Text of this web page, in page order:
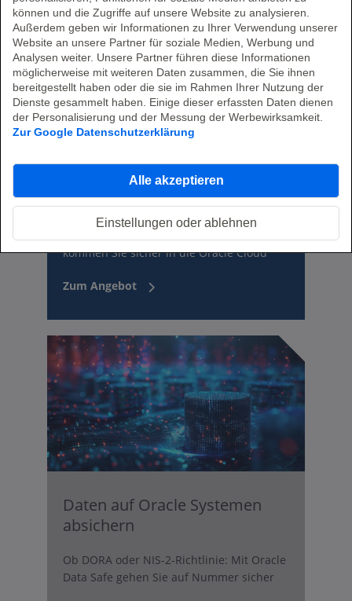
können und die Zugriffe auf unsere Website zu analysieren.
Außerdem geben wir Informationen zu Ihrer Verwendung unserer
Website an unsere Partner für soziale Medien, Werbung und
Analysen weiter. Unsere Partner führen diese Informationen
möglicherweise mit weiteren Daten zusammen, die Sie ihnen
bereitgestellt haben oder die sie im Rahmen Ihrer Nutzung der
Dienste gesammelt haben. Einige dieser erfassten Daten dienen
der Personalisierung und der Messung der Werbewirksamkeit.
Zur Google Datenschutzerklärung
Alle akzeptieren
Einstellungen oder ablehnen
Oracle Database to Oracle
Cloud
kommen Sie sicher in die Oracle Cloud
Zum Angebot
Daten auf Oracle Systemen
absichern
Ob DORA oder NIS-2-Richtlinie: Mit Oracle
Data Safe gehen Sie auf Nummer sicher